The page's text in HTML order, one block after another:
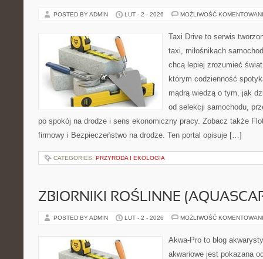
POSTED BY ADMIN LUT - 2 - 2026 MOŻLIWOŚĆ
Taxi Drive to serwis
taxi, miłośnikach
chcą lepiej zrozumieć
którym codzienność
mądrą wiedzą o tym, jak
od selekcji samochodu,
po spokój na drodze i sens ekonomiczny pracy. Zobacz także
firmowy i Bezpieczeństwo na drodze. Ten portal opisuje […]
CATEGORIES: PRZYRODA I EKOLOGIA
ZBIORNIKI ROŚLINNE
POSTED BY ADMIN LUT - 2 - 2026 MOŻLIWOŚĆ
Akwa-Pro to blog
akwariowe jest pokazana